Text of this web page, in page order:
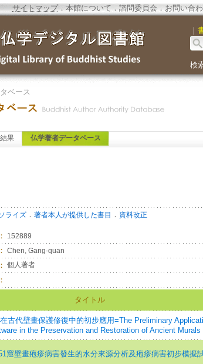
サイトマップ．本館について．諮問委員会． お問い合
｜
検
ベース
果 仏学著者データベース
ライズ． 著者本人が提供した書目 ． 資料改正
152889
Chen, Gang-quan
個人著者
タイトル
古代壁畫保護修復中的初步應用=The Preliminary
in the Preservation and Restoration of Ancient Murals
窟壁畫疱疹病害發生的水分來源分析及疱疹病害初步模擬